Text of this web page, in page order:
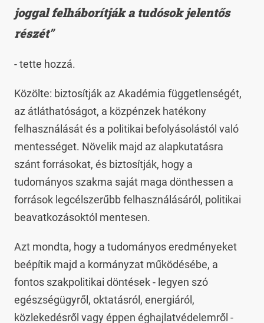
joggal felháborítják a tudósok jelentős
részét"
- tette hozzá.
Közölte: biztosítják az Akadémia függetlenségét,
az átláthatóságot, a közpénzek hatékony
felhasználását és a politikai befolyásolástól való
mentességet. Növelik majd az alapkutatásra
szánt forrásokat, és biztosítják, hogy a
tudományos szakma saját maga dönthessen a
források legcélszerűbb felhasználásáról, politikai
beavatkozásoktól mentesen.
Azt mondta, hogy a tudományos eredményeket
beépítik majd a kormányzat működésébe, a
fontos szakpolitikai döntések - legyen szó
egészségügyről, oktatásról, energiáról,
közlekedésről vagy éppen éghajlatvédelemről -